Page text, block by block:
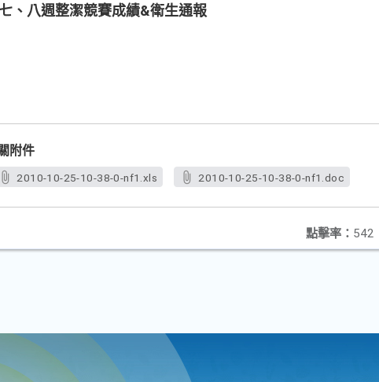
、八週整潔競賽成績&衛生通報
附件
2010-10-25-10-38-0-nf1.xls 2010-10-25-10-38-0-nf1.doc
點擊率： 542